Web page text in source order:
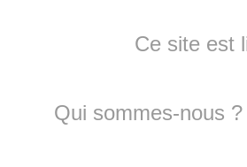
Ce site est
Qui sommes-nous ?